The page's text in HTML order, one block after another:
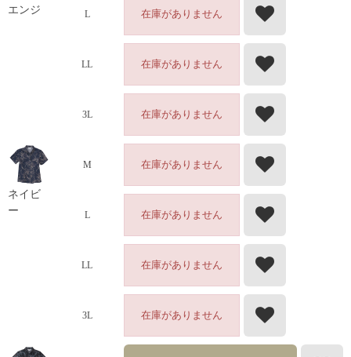
エンジ
L 在庫がありません
LL 在庫がありません
3L 在庫がありません
ネイビ
ー
M 在庫がありません
L 在庫がありません
LL 在庫がありません
3L 在庫がありません